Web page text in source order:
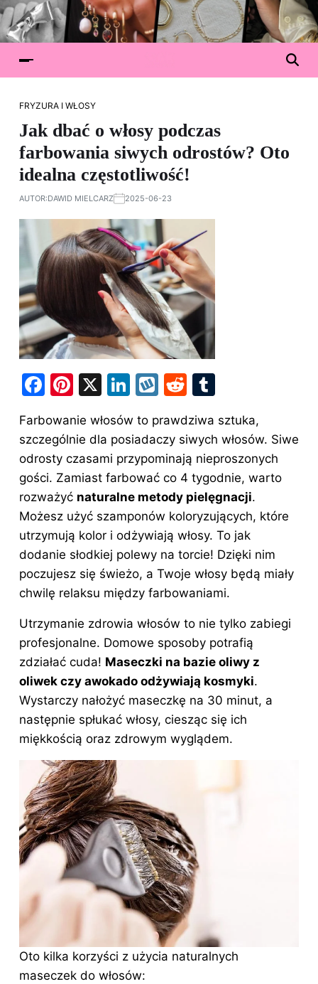
FRYZURA I WŁOSY
Jak dbać o włosy podczas
farbowania siwych odrostów? Oto
idealna częstotliwość!
AUTOR:DAWID MIELCARZ 2025-06-23
F
c
e
b
o
o
k
Pi
er
e
st
X
Li
k
e
dI
n
W
k
o
p
R
d
di
t
m
bl
r
Farbowanie włosów to prawdziwa sztuka,
szczególnie dla posiadaczy siwych włosów. Siwe
odrosty czasami przypominają nieproszonych
gości. Zamiast farbować co 4 tygodnie, warto
rozważyć naturalne metody pielęgnacji.
Możesz użyć szamponów koloryzujących, które
utrzymują kolor i odżywiają włosy. To jak
dodanie słodkiej polewy na torcie! Dzięki nim
poczujesz się świeżo, a Twoje włosy będą miały
chwilę relaksu między farbowaniami.
Utrzymanie zdrowia włosów to nie tylko zabiegi
profesjonalne. Domowe sposoby potrafią
zdziałać cuda! Maseczki na bazie oliwy z
oliwek czy awokado odżywiają kosmyki.
Wystarczy nałożyć maseczkę na 30 minut, a
następnie spłukać włosy, ciesząc się ich
miękkością oraz zdrowym wyglądem.
Oto kilka korzyści z użycia naturalnych
maseczek do włosów: